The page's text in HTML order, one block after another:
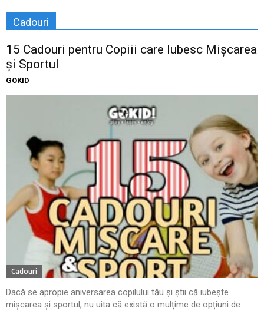
Cadouri
15 Cadouri pentru Copiii care Iubesc Mișcarea
și Sportul
GOKID
Cadouri
Dacă se apropie aniversarea copilului tău și știi că iubește
mișcarea și sportul, nu uita că există o mulțime de opțiuni de